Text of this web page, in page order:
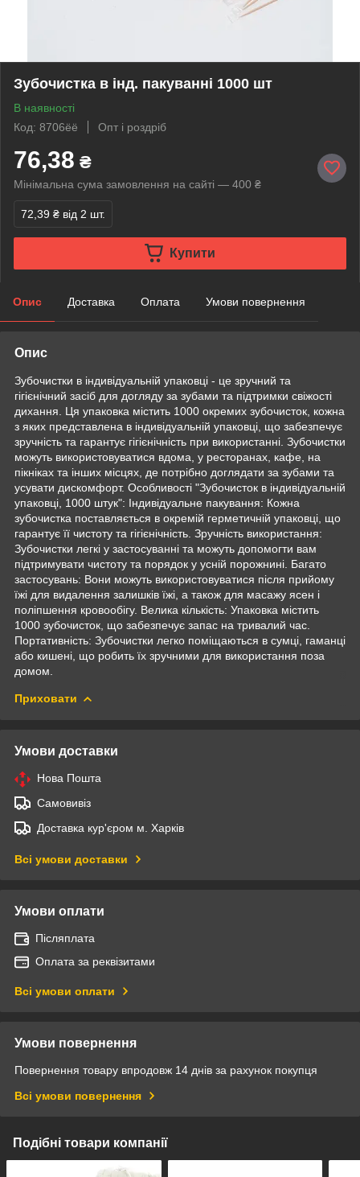
Зубочистка в інд. пакуванні 1000 шт
В наявності
Код: 8706ёё
Опт і роздріб
76,38 ₴
Мінімальна сума замовлення на сайті — 400 ₴
72,39 ₴ від 2 шт.
Купити
Опис Доставка Оплата Умови повернення
Опис
Зубочистки в індивідуальній упаковці - це зручний та
гігієнічний засіб для догляду за зубами та підтримки свіжості
дихання. Ця упаковка містить 1000 окремих зубочисток, кожна
з яких представлена в індивідуальній упаковці, що забезпечує
зручність та гарантує гігієнічність при використанні. Зубочистки
можуть використовуватися вдома, у ресторанах, кафе, на
пікніках та інших місцях, де потрібно доглядати за зубами та
усувати дискомфорт. Особливості "Зубочисток в індивідуальній
упаковці, 1000 штук": Індивідуальне пакування: Кожна
зубочистка поставляється в окремій герметичній упаковці, що
гарантує її чистоту та гігієнічність. Зручність використання:
Зубочистки легкі у застосуванні та можуть допомогти вам
підтримувати чистоту та порядок у усній порожнині. Багато
застосувань: Вони можуть використовуватися після прийому
їжі для видалення залишків їжі, а також для масажу ясен і
поліпшення кровообігу. Велика кількість: Упаковка містить
1000 зубочисток, що забезпечує запас на тривалий час.
Портативність: Зубочистки легко поміщаються в сумці, гаманці
або кишені, що робить їх зручними для використання поза
домом.
Приховати
Умови доставки
Нова Пошта
Самовивіз
Доставка кур'єром м. Харків
Всі умови доставки
Умови оплати
Післяплата
Оплата за реквізитами
Всі умови оплати
Умови повернення
Повернення товару впродовж 14 днів за рахунок покупця
Всі умови повернення
Подібні товари компанії